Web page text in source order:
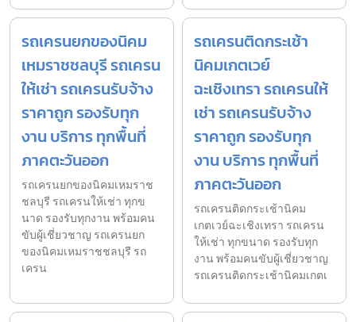
รถเครนยกของนิคม
เหมราชชลบุรี รถเครน
ให้เช่า รถเครนรับจ้าง
ราคาถูก รองรับทุก
งาน บริการ ทุกพื้นที่
ภาคตะวันออก
รถเครนยกของนิคมเหมราช
ชลบุรี รถเครนให้เช่า ทุกข
นาด รองรับทุกงาน พร้อมคน
ขับผู้เชี่ยวชาญ รถเครนยก
ของนิคมเหมราชชลบุรี รถ
เครน
รถเครนติดกระเช้า
นิคมเกตเวย์
ฉะเชิงเทรา รถเครนให้
เช่า รถเครนรับจ้าง
ราคาถูก รองรับทุก
งาน บริการ ทุกพื้นที่
ภาคตะวันออก
รถเครนติดกระเช้านิคม
เกตเวย์ฉะเชิงเทรา รถเครน
ให้เช่า ทุกขนาด รองรับทุก
งาน พร้อมคนขับผู้เชี่ยวชาญ
รถเครนติดกระเช้านิคมเกตเ